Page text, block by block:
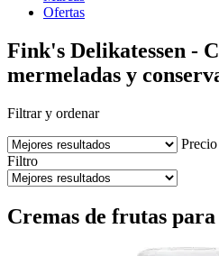
Ofertas
Fink's Delikatessen -
mermeladas y
Filtrar y ordenar
Precio
Filtro
Cremas de frutas